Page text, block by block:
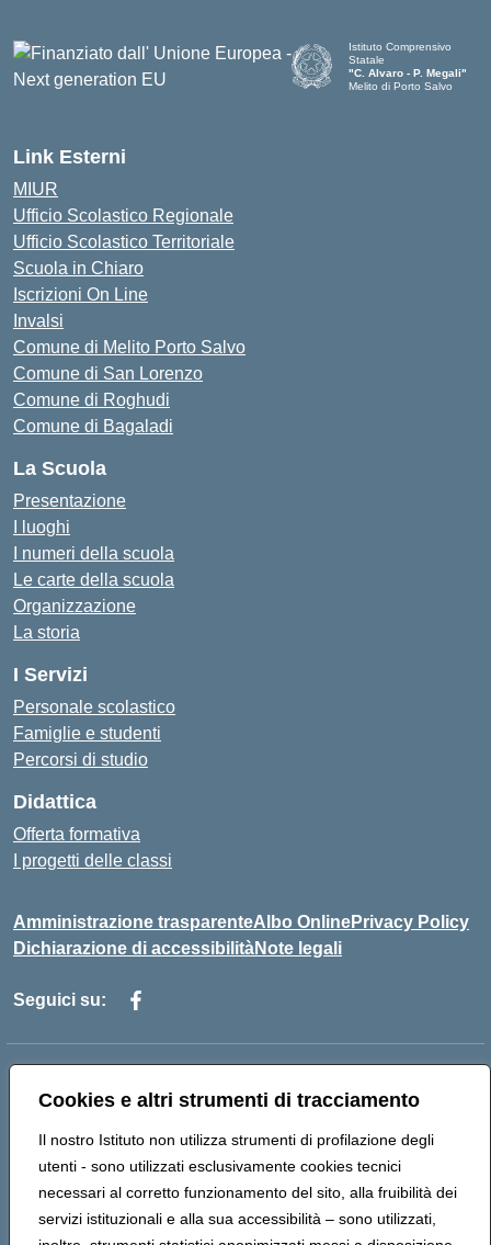
Cookies e altri strumenti di tracciamento
Il nostro Istituto non utilizza strumenti di profilazione degli
utenti - sono utilizzati esclusivamente cookies tecnici
necessari al corretto funzionamento del sito, alla fruibilità dei
servizi istituzionali e alla sua accessibilità – sono utilizzati,
Istituto Comprensivo
Statale
"C. Alvaro - P. Megali"
Melito di Porto Salvo
Link Esterni
MIUR
Ufficio Scolastico Regionale
Ufficio Scolastico Territoriale
Scuola in Chiaro
Iscrizioni On Line
Invalsi
Comune di Melito Porto Salvo
Comune di San Lorenzo
Comune di Roghudi
Comune di Bagaladi
La Scuola
Presentazione
I luoghi
I numeri della scuola
Le carte della scuola
Organizzazione
La storia
I Servizi
Personale scolastico
Famiglie e studenti
Percorsi di studio
Didattica
Offerta formativa
I progetti delle classi
Amministrazione trasparenteAlbo OnlinePrivacy Policy
Dichiarazione di accessibilitàNote legali
Seguici su:
Centralino:+39 0965 78 12 60 Email: rcic841003@istruzione.it
Codice fiscale: 92034530805
Codice meccanografico: rcic841003